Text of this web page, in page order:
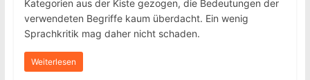
Kategorien aus der Kiste gezogen, die Bedeutungen der
verwendeten Begriffe kaum überdacht. Ein wenig
Sprachkritik mag daher nicht schaden.
Weiterlesen